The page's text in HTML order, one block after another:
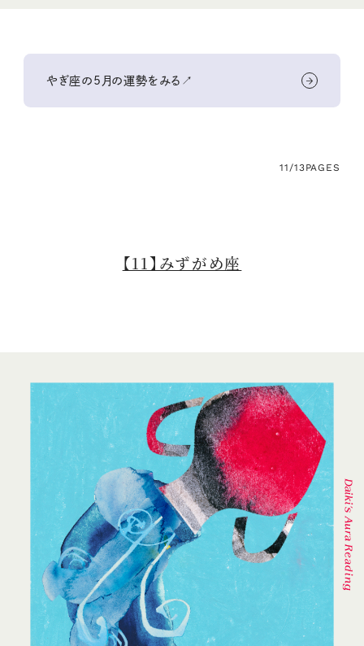
やぎ座の5月の運勢をみる↗
11/13PAGES
【11】みずがめ座